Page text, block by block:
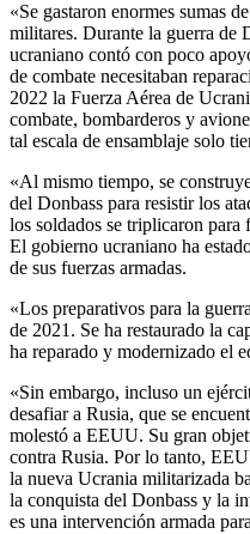
«Se gastaron enormes sumas
militares. Durante la guerra de
ucraniano contó con poco
de combate necesitaban
2022 la Fuerza Aérea de
combate, bombarderos y
tal escala de ensamblaje solo
«Al mismo tiempo, se
del Donbass para resistir los
los soldados se triplicaron para
El gobierno ucraniano ha
de sus fuerzas armadas.
«Los preparativos para la
de 2021. Se ha restaurado la
ha reparado y modernizado el
«Sin embargo, incluso un
desafiar a Rusia, que se
molestó a EEUU. Su gran
contra Rusia. Por lo tanto,
la nueva Ucrania militarizada
la conquista del Donbass y la
es una intervención armada